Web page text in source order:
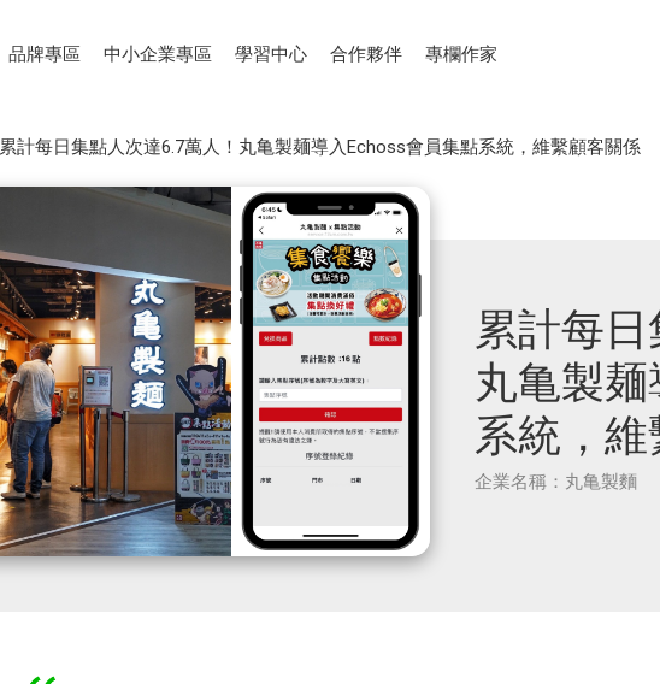
品牌專區 中小企業專區 學習中心 合作夥伴 專欄作家
累計每日集點人次達6.7萬人！丸亀製麺導入Echoss會員集點系統，維繫顧客關係
累計每日
丸亀製
系統，
企業名稱：丸亀製麵